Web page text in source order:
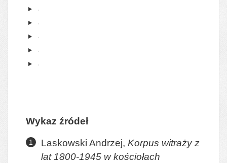
Wykaz źródeł
Laskowski Andrzej, Korpus witraży z
lat 1800-1945 w kościołach